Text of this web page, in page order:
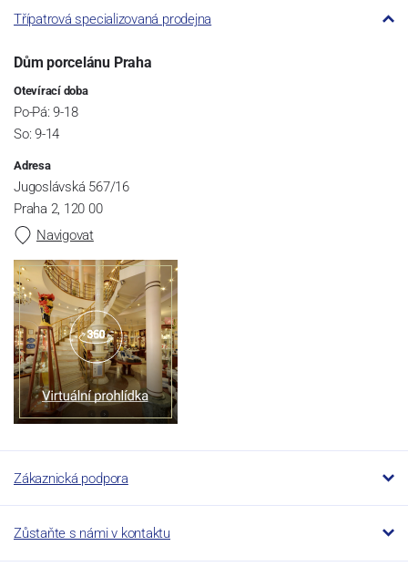
Třípatrová specializovaná prodejna
Dům porcelánu Praha
Otevírací doba
Po-Pá: 9-18
So: 9-14
Adresa
Jugoslávská 567/16
Praha 2, 120 00
Navigovat
Zákaznická podpora
Zůstaňte s námi v kontaktu